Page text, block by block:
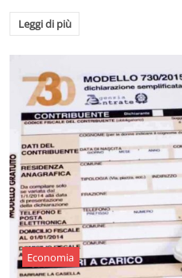
Leggi di più
Economia